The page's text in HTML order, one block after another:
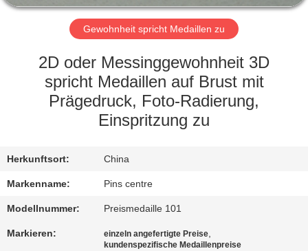
FABRIK-
AUSFLUG
QUALITÄTSKONTROLLE
MIT
UNS
IN
VERBINDUNG
Gewohnheit spricht Medaillen zu
2D oder Messinggewohnheit 3D
spricht Medaillen auf Brust mit
Prägedruck, Foto-Radierung,
Einspritzung zu
Herkunftsort: China
Markenname: Pins centre
Modellnummer: Preismedaille 101
Markieren: einzeln angefertigte Preise,
kundenspezifische Medaillenpreise